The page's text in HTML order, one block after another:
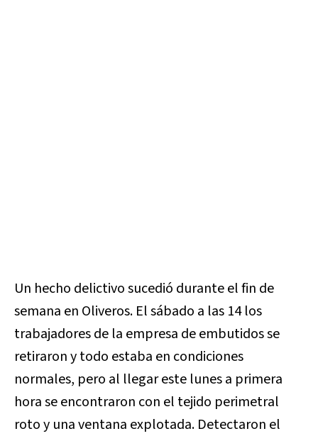
Un hecho delictivo sucedió durante el fin de
semana en Oliveros. El sábado a las 14 los
trabajadores de la empresa de embutidos se
retiraron y todo estaba en condiciones
normales, pero al llegar este lunes a primera
hora se encontraron con el tejido perimetral
roto y una ventana explotada. Detectaron el